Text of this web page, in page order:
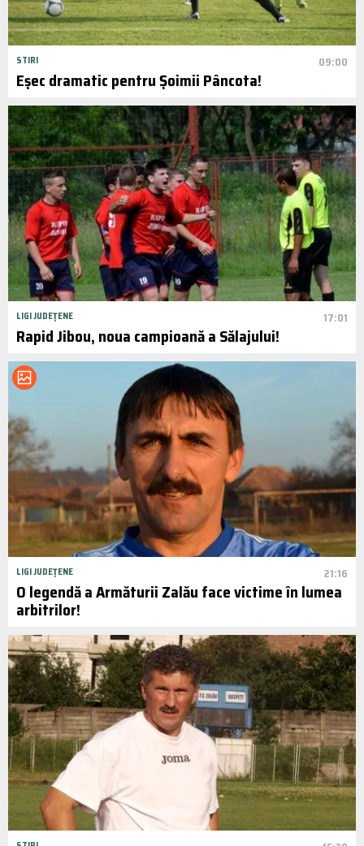
STIRI 09:00
Eșec dramatic pentru Șoimii Pâncota!
LIGI JUDEȚENE 17:01
Rapid Jibou, noua campioană a Sălajului!
LIGI JUDEȚENE 21:16
O legendă a Armăturii Zalău face victime în lumea
arbitrilor!